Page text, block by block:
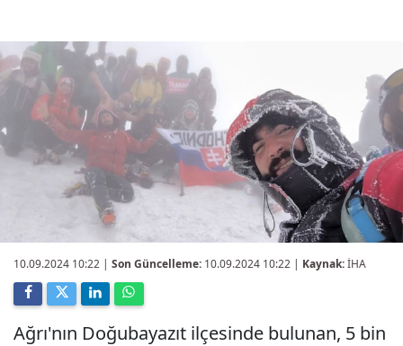
10.09.2024 10:22 | Son Güncelleme: 10.09.2024 10:22 | Kaynak:İHA
Ağrı'nın Doğubayazıt ilçesinde bulunan, 5 bin